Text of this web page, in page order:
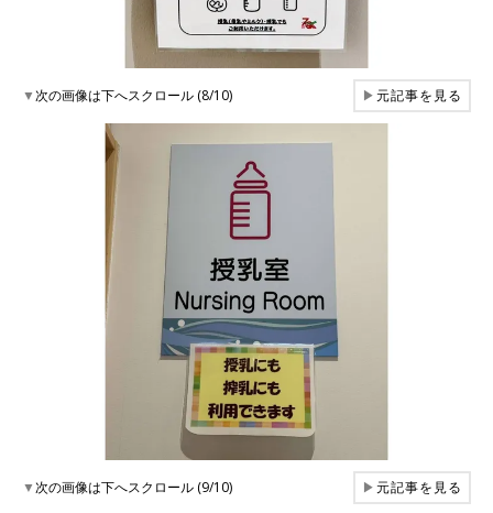
▼次の画像は下へスクロール (8/10) ▶元記事を見る
▼次の画像は下へスクロール (9/10) ▶元記事を見る